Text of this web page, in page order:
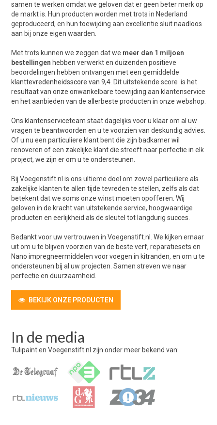
samen te werken omdat we geloven dat er geen beter merk op
de markt is. Hun producten worden met trots in Nederland
geproduceerd, en hun toewijding aan excellentie sluit naadloos
aan bij onze eigen waarden.
Met trots kunnen we zeggen dat we meer dan 1 miljoen
bestellingen hebben verwerkt en duizenden positieve
beoordelingen hebben ontvangen met een gemiddelde
klanttevredenheidsscore van 9,4 . Dit uitstekende score is het
resultaat van onze onwankelbare toewijding aan klantenservice
en het aanbieden van de allerbeste producten in onze webshop.
Ons klantenserviceteam staat dagelijks voor u klaar om al uw
vragen te beantwoorden en u te voorzien van deskundig advies.
Of u nu een particuliere klant bent die zijn badkamer wil
renoveren of een zakelijke klant die streeft naar perfectie in elk
project, we zijn er om u te ondersteunen.
Bij Voegenstift.nl is ons ultieme doel om zowel particuliere als
zakelijke klanten te allen tijde tevreden te stellen, zelfs als dat
betekent dat we soms onze winst moeten opofferen. Wij
geloven in de kracht van uitstekende service, hoogwaardige
producten en eerlijkheid als de sleutel tot langdurig succes.
Bedankt voor uw vertrouwen in Voegenstift.nl. We kijken ernaar
uit om u te blijven voorzien van de beste verf, reparatiesets en
Nano impregneermiddelen voor voegen in kitranden, en om u te
ondersteunen bij al uw projecten. Samen streven we naar
perfectie en duurzaamheid.
BEKIJK ONZE PRODUCTEN
In de media
Tulipaint en Voegenstift.nl zijn onder meer bekend van: